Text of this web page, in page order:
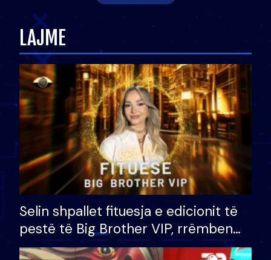
LAJME
Selin shpallet fituesja e edicionit të
pestë të Big Brother VIP, rrëmben
çmimin e madh prej 100 mijë eurosh